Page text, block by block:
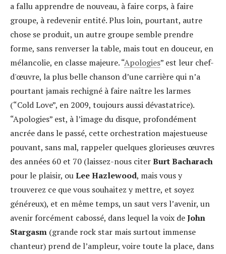
a fallu apprendre de nouveau, à faire corps, à faire
groupe, à redevenir entité. Plus loin, pourtant, autre
chose se produit, un autre groupe semble prendre
forme, sans renverser la table, mais tout en douceur, en
mélancolie, en classe majeure. “Apologies” est leur chef-
d'œuvre, la plus belle chanson d’une carrière qui n’a
pourtant jamais rechigné à faire naître les larmes
(“Cold Love”, en 2009, toujours aussi dévastatrice).
“Apologies” est, à l’image du disque, profondément
ancrée dans le passé, cette orchestration majestueuse
pouvant, sans mal, rappeler quelques glorieuses œuvres
des années 60 et 70 (laissez-nous citerBurt Bacharach
pour le plaisir, ouLee Hazlewood, mais vous y
trouverez ce que vous souhaitez y mettre, et soyez
généreux), et en même temps, un saut vers l’avenir, un
avenir forcément cabossé, dans lequel la voix deJohn
Stargasm (grande rock star mais surtout immense
chanteur) prend de l’ampleur, voire toute la place, dans